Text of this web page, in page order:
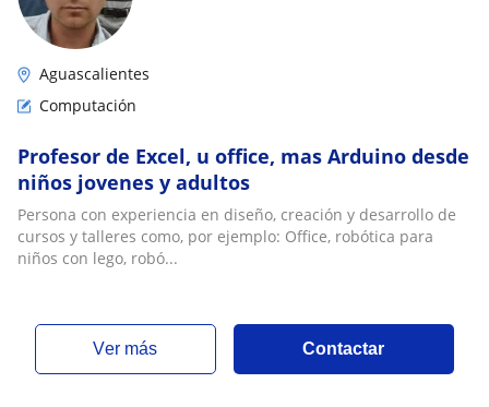
Aguascalientes
Computación
Profesor de Excel, u office, mas Arduino desde
niños jovenes y adultos
Persona con experiencia en diseño, creación y desarrollo de
cursos y talleres como, por ejemplo: Office, robótica para
niños con lego, robó...
ver más Contactar